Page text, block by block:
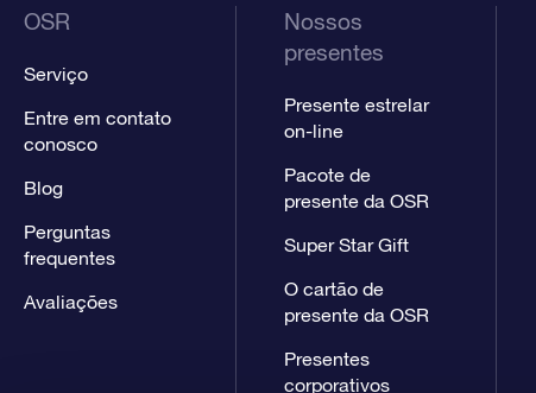
OSR
Serviço
Entre em contato
conosco
Blog
Perguntas
frequentes
Avaliações
Nossos
presentes
Presente estrelar
on-line
Pacote de
presente da OSR
Super Star Gift
O cartão de
presente da OSR
Presentes
corporativos